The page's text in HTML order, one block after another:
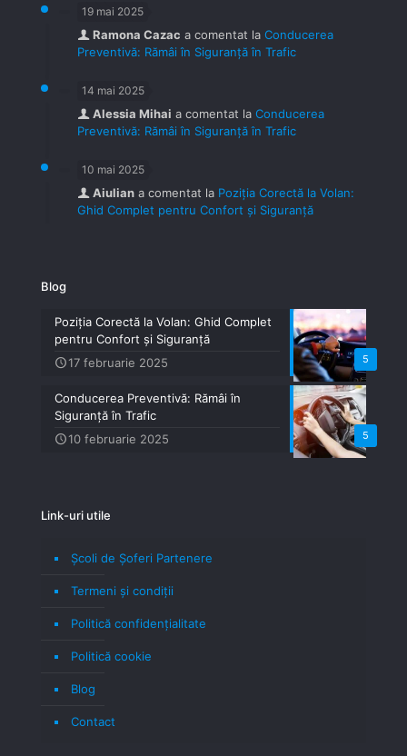
19 mai 2025
Ramona Cazac a comentat la Conducerea
Preventivă: Rămâi în Siguranță în Trafic
14 mai 2025
Alessia Mihai a comentat la Conducerea
Preventivă: Rămâi în Siguranță în Trafic
10 mai 2025
Aiulian a comentat la Poziția Corectă la Volan:
Ghid Complet pentru Confort și Siguranță
Blog
5
Poziția Corectă la Volan: Ghid Complet
pentru Confort și Siguranță
17 februarie 2025
5
Conducerea Preventivă: Rămâi în
Siguranță în Trafic
10 februarie 2025
Link-uri utile
Școli de Șoferi Partenere
Termeni şi condiţii
Politică confidenţialitate
Politică cookie
Blog
Contact